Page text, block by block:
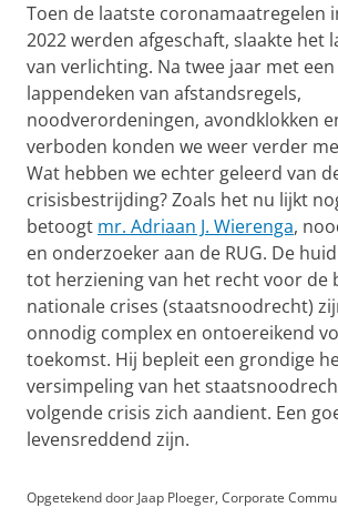
Toen de laatste coronamaatregelen
2022 werden afgeschaft, slaakte het
van verlichting. Na twee jaar met
lappendeken van afstandsregels,
noodverordeningen, avondklokken
verboden konden we weer verder
Wat hebben we echter geleerd van
crisisbestrijding? Zoals het nu lijkt
betoogt mr. Adriaan J. Wierenga,
en onderzoeker aan de RUG. De
tot herziening van het recht voor de
nationale crises (staatsnoodrecht)
onnodig complex en ontoereikend
toekomst. Hij bepleit een grondige
versimpeling van het
volgende crisis zich aandient. Een
levensreddend zijn.
Opgetekend door Jaap Ploeger, Corporate